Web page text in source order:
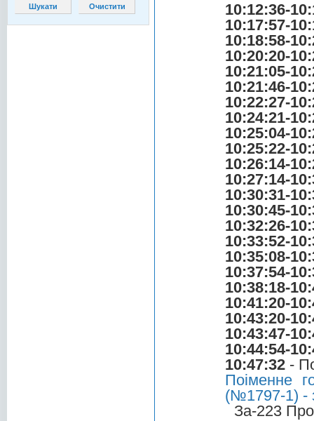
10:12:36-
10:17:57-
10:18:58-
10:20:20-
10:21:05-
10:21:46-
10:22:27-
10:24:21-
10:25:04-
10:25:22-
10:26:14-
10:27:14-
10:30:31-
10:30:45-
10:32:26-
10:33:52-
10:35:08-
10:37:54-
10:38:18-
10:41:20-
10:43:20-
10:43:47-
10:44:54-
10:47:32 -
Поіменне
(№1797-1) -
За-223